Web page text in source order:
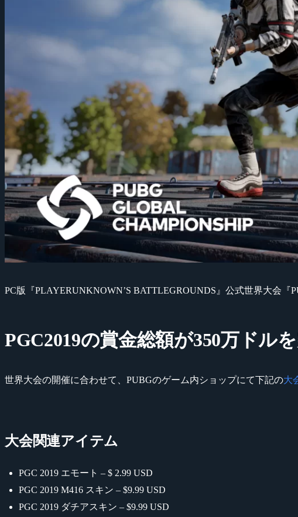
PC版『PLAYERUNKNOWN’S BATTLEGROUNDS』公式世界大会『
PGC2019の賞金総額が350万ドル
世界大会の開催に合わせて、PUBGのゲーム内ショップにて下記の大
大会関連アイテム
PGC 2019 エモート – $ 2.99 USD
PGC 2019 M416 スキン – $9.99 USD
PGC 2019 ダチアスキン – $9.99 USD